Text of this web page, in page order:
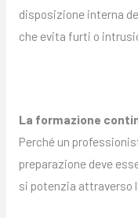
disposizione interna
che evita furti o
La formazione
Perché un
preparazione deve
si potenzia attraverso